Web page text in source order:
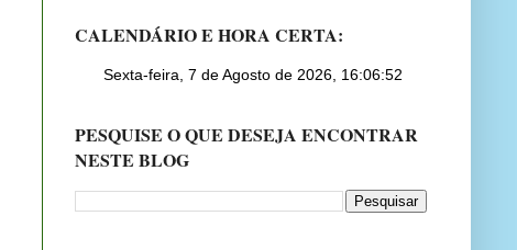
CALENDÁRIO E HORA CERTA:
PESQUISE O QUE DESEJA ENCONTRAR
NESTE BLOG